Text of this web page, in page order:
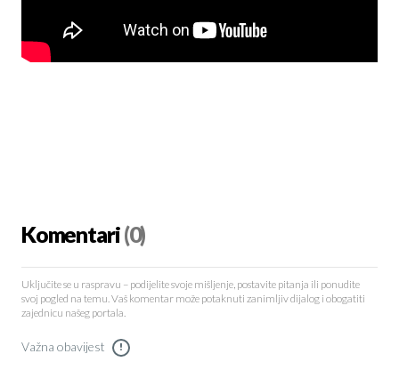
Komentari(0)
Uključite se u raspravu – podijelite svoje mišljenje, postavite pitanja ili ponudite
svoj pogled na temu. Vaš komentar može potaknuti zanimljiv dijalog i obogatiti
zajednicu našeg portala.
Važna obavijest !